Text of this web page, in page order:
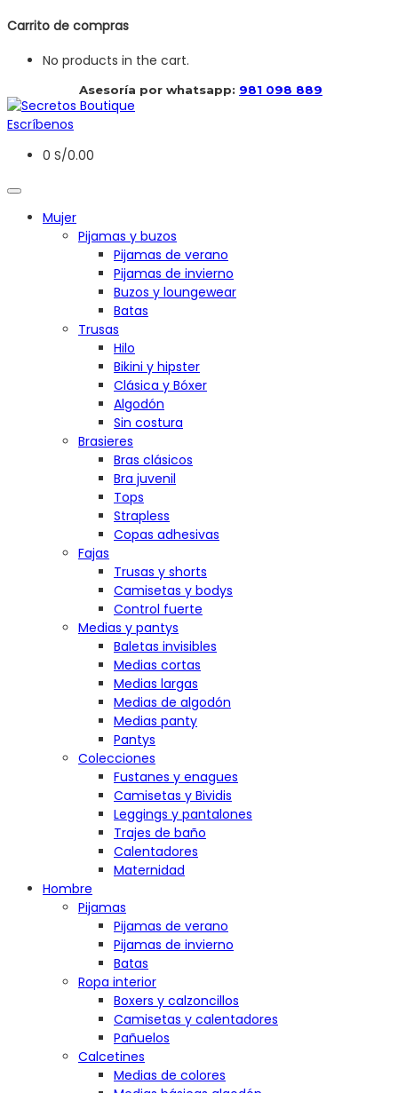
Carrito de compras
No products in the cart.
Asesoría por whatsapp: 981 098 889
Escríbenos
0 S/0.00
Mujer
Pijamas y buzos
Pijamas de verano
Pijamas de invierno
Buzos y loungewear
Batas
Trusas
Hilo
Bikini y hipster
Clásica y Bóxer
Algodón
Sin costura
Brasieres
Bras clásicos
Bra juvenil
Tops
Strapless
Copas adhesivas
Fajas
Trusas y shorts
Camisetas y bodys
Control fuerte
Medias y pantys
Baletas invisibles
Medias cortas
Medias largas
Medias de algodón
Medias panty
Pantys
Colecciones
Fustanes y enagues
Camisetas y Bividis
Leggings y pantalones
Trajes de baño
Calentadores
Maternidad
Hombre
Pijamas
Pijamas de verano
Pijamas de invierno
Batas
Ropa interior
Boxers y calzoncillos
Camisetas y calentadores
Pañuelos
Calcetines
Medias de colores